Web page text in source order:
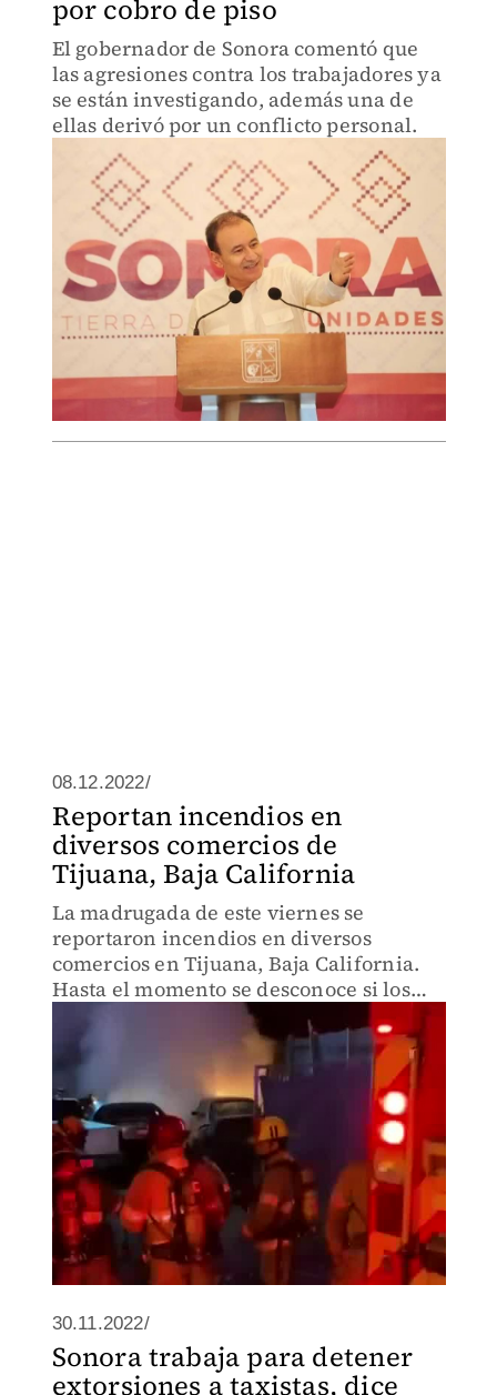
por cobro de piso
El gobernador de Sonora comentó que
las agresiones contra los trabajadores ya
se están investigando, además una de
ellas derivó por un conflicto personal.
08.12.2022/
Reportan incendios en
diversos comercios de
Tijuana, Baja California
La madrugada de este viernes se
reportaron incendios en diversos
comercios en Tijuana, Baja California.
Hasta el momento se desconoce si los
incendios fueron provocados por
extorsionadores que se dedican al ‘cobro
de piso’.
30.11.2022/
Sonora trabaja para detener
extorsiones a taxistas, dice